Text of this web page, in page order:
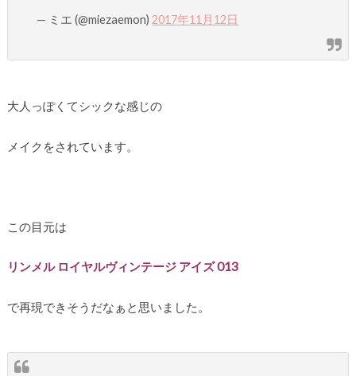
— ミエ (@miezaemon)2017年11月12日
大人っぽくてシックな感じの
メイクをされています。
この目元は
リンメル ロイヤルヴィンテージ アイズ 013
で再現できそうだなぁと思いました。